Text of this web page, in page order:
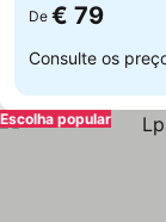
De € 79
Consulte os
Escolha popular